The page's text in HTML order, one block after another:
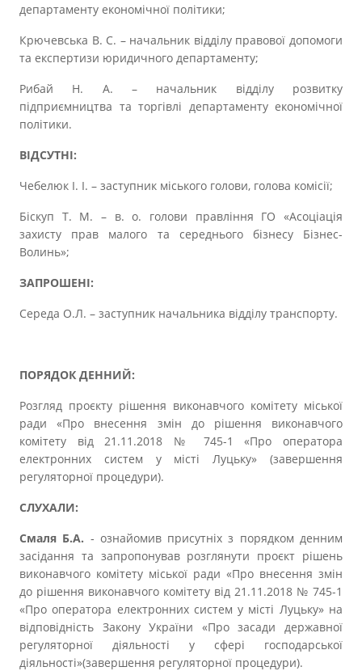
департаменту економічної політики;
Крючевська В. С. – начальник відділу правової допомоги
та експертизи юридичного департаменту;
Рибай Н. А. – начальник відділу розвитку
підприємництва та торгівлі департаменту економічної
політики.
ВІДСУТНІ:
Чебелюк І. І. – заступник міського голови, голова комісії;
Біскуп Т. М. – в. о. голови правління ГО «Асоціація
захисту прав малого та середнього бізнесу Бізнес-
Волинь»;
ЗАПРОШЕНІ:
Середа О.Л. – заступник начальника відділу транспорту.
ПОРЯДОК ДЕННИЙ:
Розгляд проєкту рішення виконавчого комітету міської
ради «Про внесення змін до рішення виконавчого
комітету від 21.11.2018 № 745-1 «Про оператора
електронних систем у місті Луцьку» (завершення
регуляторної процедури).
СЛУХАЛИ:
Смаля Б.А. ‑ ознайомив присутніх з порядком денним
засідання та запропонував розглянути проєкт рішень
виконавчого комітету міської ради «Про внесення змін
до рішення виконавчого комітету від 21.11.2018 № 745-1
«Про оператора електронних систем у місті Луцьку» на
відповідність Закону України «Про засади державної
регуляторної діяльності у сфері господарської
діяльності»(завершення регуляторної процедури).